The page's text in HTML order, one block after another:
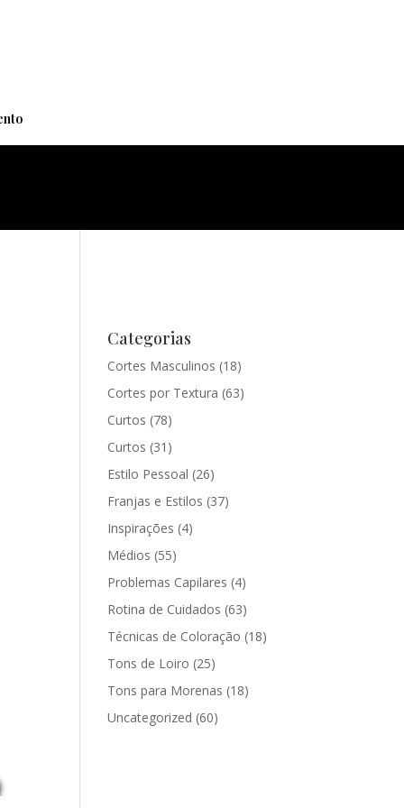
Categorias
Cortes Masculinos (18)
Cortes por Textura (63)
Curtos (78)
Curtos (31)
Estilo Pessoal (26)
Franjas e Estilos (37)
Inspirações (4)
Médios (55)
Problemas Capilares (4)
Rotina de Cuidados (63)
Técnicas de Coloração (18)
Tons de Loiro (25)
Tons para Morenas (18)
Uncategorized (60)